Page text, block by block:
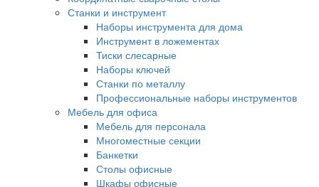
Станки и инструмент
Наборы инструмента для дома
Инструмент в ложементах
Тиски слесарные
Наборы ключей
Станки по металлу
Профессиональные наборы инструментов
Мебель для офиса
Мебель для персонала
Многоместные секции
Банкетки
Столы офисные
Шкафы офисные